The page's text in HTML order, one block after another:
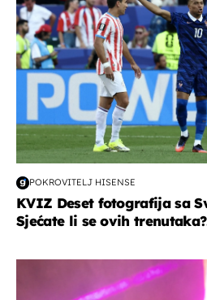
POKROVITELJ HISENSE
KVIZ Deset fotografija sa
Sjećate li se ovih